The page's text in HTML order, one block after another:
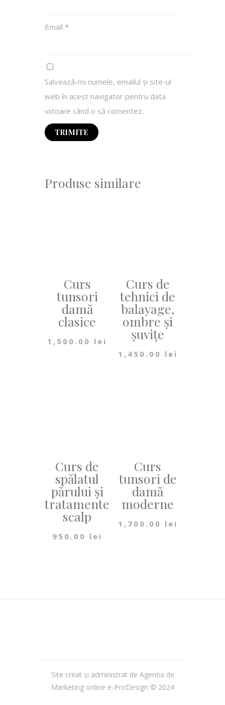
Email *
Salvează-mi numele, emailul și site-ul
web în acest navigator pentru data
viitoare când o să comentez.
Produse similare
Curs
tunsori
damă
clasice
1,500.00 lei
Curs de
tehnici de
balayage,
ombre și
șuvițe
1,450.00 lei
Curs de
spălatul
părului și
tratamente
scalp
950.00 lei
Curs
tunsori de
damă
moderne
1,700.00 lei
Site creat și administrat de Agenția de
Marketing online e-ProDesign © 2024